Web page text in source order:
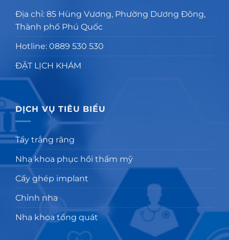
Địa chỉ: 85 Hùng Vương, Phường Dương Đông,
Thành phố Phú Quốc
Hotline: 0889 530 530
ĐẶT LỊCH KHÁM
DỊCH VỤ TIÊU BIỂU
Tẩy trắng răng
Nha khoa phục hồi thẩm mỹ
Cấy ghép implant
Chỉnh nha
Nha khoa tổng quát